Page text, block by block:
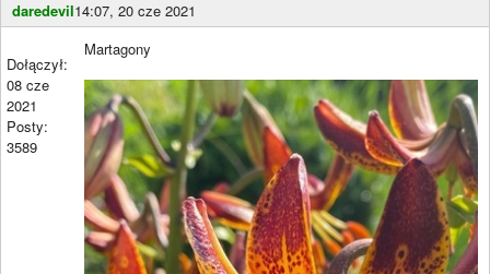
daredevil14:07, 20 cze 2021
Dołączył:
08 cze
2021
Posty:
3589
Martagony